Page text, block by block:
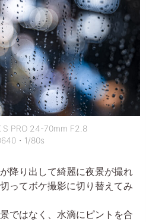
S PRO 24-70mm F2.8
・1/80s
降り出して綺麗に夜景が撮れ
ってボケ撮影に切り替えてみ
ではなく、水滴にピントを合